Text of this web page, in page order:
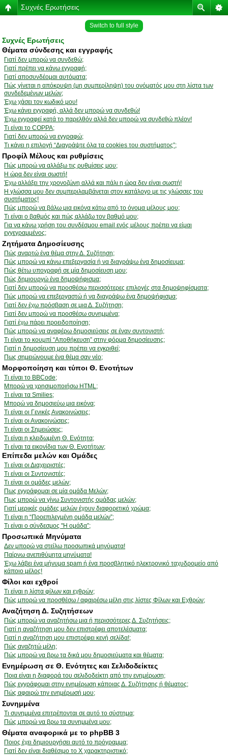
Συχνές Ερωτήσεις
Switch to full style
Συχνές Ερωτήσεις
Θέματα σύνδεσης και εγγραφής
Γιατί δεν μπορώ να συνδεθώ;
Γιατί πρέπει να κάνω εγγραφή;
Γιατί αποσυνδέομαι αυτόματα;
Πώς γίνεται η απόκρυψη (μη συμπερίληψη) του ονόματός μου στη λίστα των
συνδεδεμένων μελών;
Έχω χάσει τον κωδικό μου!
Έχω κάνει εγγραφή, αλλά δεν μπορώ να συνδεθώ!
Έχω εγγραφεί κατά το παρελθόν αλλά δεν μπορώ να συνδεθώ πλέον!
Τι είναι το COPPA;
Γιατί δεν μπορώ να εγγραφώ;
Τι κάνει η επιλογή “Διαγράψτε όλα τα cookies του συστήματος”;
Προφίλ Μέλους και ρυθμίσεις
Πώς μπορώ να αλλάξω τις ρυθμίσεις μου;
Η ώρα δεν είναι σωστή!
Έχω αλλάξει την χρονοζώνη αλλά και πάλι η ώρα δεν είναι σωστή!
Η γλώσσα μου δεν συμπεριλαμβάνεται στον κατάλογο με τις γλώσσες του
συστήματος!
Πώς μπορώ να βάλω μια εικόνα κάτω από το όνομα μέλους μου;
Τι είναι ο βαθμός και πώς αλλάζω τον βαθμό μου;
Για να κάνω χρήση του συνδέσμου email ενός μέλους πρέπει να είμαι
εγγεγραμμένος;
Ζητήματα Δημοσίευσης
Πώς αναρτώ ένα θέμα στην Δ. Συζήτηση;
Πώς μπορώ να κάνω επεξεργασία ή να διαγράψω ένα δημοσίευμα;
Πώς θέτω υπογραφή σε μία δημοσίευση μου;
Πώς δημιουργώ ένα δημοψήφισμα;
Γιατί δεν μπορώ να προσθέσω περισσότερες επιλογές στα δημοψηφίσματα;
Πώς μπορώ να επεξεργαστώ ή να διαγράψω ένα δημοψήφισμα;
Γιατί δεν έχω πρόσβαση σε μια Δ. Συζήτηση;
Γιατί δεν μπορώ να προσθέσω συνημμένα;
Γιατί έχω πάρει προειδοποίηση;
Πώς μπορώ να αναφέρω δημοσιεύσεις σε έναν συντονιστή;
Τι είναι το κουμπί “Αποθήκευση” στην φόρμα δημοσίευσης;
Γιατί η δημοσίευση μου πρέπει να εγκριθεί;
Πως σημειώνουμε ένα θέμα σαν νέο;
Μορφοποίηση και τύποι Θ. Ενοτήτων
Τι είναι το BBCode;
Μπορώ να χρησιμοποιήσω HTML;
Τι είναι τα Smilies;
Μπορώ να δημοσιεύω μια εικόνα;
Τι είναι οι Γενικές Ανακοινώσεις;
Τι είναι οι Ανακοινώσεις;
Τι είναι οι Σημειώσεις;
Τι είναι η κλειδωμένη Θ. Ενότητα;
Τι είναι τα εικονίδια των Θ. Ενοτήτων;
Επίπεδα μελών και Ομάδες
Τι είναι οι Διαχειριστές;
Τι είναι οι Συντονιστές;
Τι είναι οι ομάδες μελών;
Πως εγγράφομαι σε μία ομάδα Μελών;
Πως μπορώ να γίνω Συντονιστής ομάδας μελών;
Γιατί μερικές ομάδες μελών έχουν διαφορετικό χρώμα;
Τι είναι η “Προεπιλεγμένη ομάδα μελών”;
Τι είναι ο σύνδεσμος "Η ομάδα”;
Προσωπικά Μηνύματα
Δεν μπορώ να στείλω προσωπικά μηνύματα!
Παίρνω ανεπιθύμητα μηνύματα!
Έχω λάβει ένα μήνυμα spam ή ένα προσβλητικό ηλεκτρονικό ταχυδρομείο από
κάποιο μέλος!
Φίλοι και εχθροί
Τι είναι η λίστα φίλων και εχθρών;
Πώς μπορώ να προσθέσω / αφαιρέσω μέλη στις λίστες Φίλων και Εχθρών;
Αναζήτηση Δ. Συζητήσεων
Πώς μπορώ να αναζητήσω μια ή περισσότερες Δ. Συζητήσεις;
Γιατί η αναζήτηση μου δεν επιστρέφει αποτελέσματα;
Γιατί η αναζήτηση μου επιστρέφει κενή σελίδα!;
Πώς αναζητώ μέλη;
Πώς μπορώ να βρω τα δικά μου δημοσιεύματα και θέματα;
Ενημέρωση σε Θ. Ενότητες και Σελιδοδείκτες
Ποια είναι η διαφορά του σελιδοδείκτη από την ενημέρωση;
Πώς εγγράφομαι στην ενημέρωση κάποιας Δ. Συζήτησης ή θέματος;
Πώς αφαιρώ την ενημέρωσή μου;
Συνημμένα
Τι συνημμένα επιτρέπονται σε αυτό το σύστημα;
Πώς μπορώ να βρω τα συνημμένα μου;
Θέματα αναφορικά με το phpBB 3
Ποιος έχει δημιουργήσει αυτό το πρόγραμμα;
Γιατί δεν είναι διαθέσιμο το Χ χαρακτηριστικό;